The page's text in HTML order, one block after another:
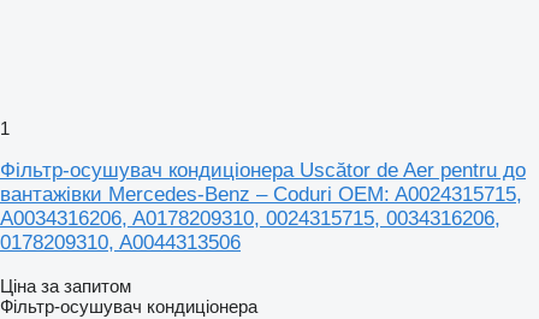
1
Фільтр-осушувач кондиціонера Uscător de Aer pentru до
вантажівки Mercedes-Benz – Coduri OEM: A0024315715,
A0034316206, A0178209310, 0024315715, 0034316206,
0178209310, A0044313506
Ціна за запитом
Фільтр-осушувач кондиціонера